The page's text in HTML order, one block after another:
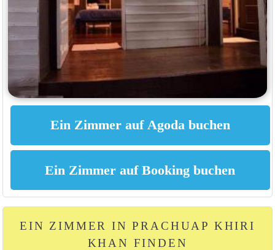
EIN ZIMMER IN PRACHUAP KHIRI
KHAN FINDEN